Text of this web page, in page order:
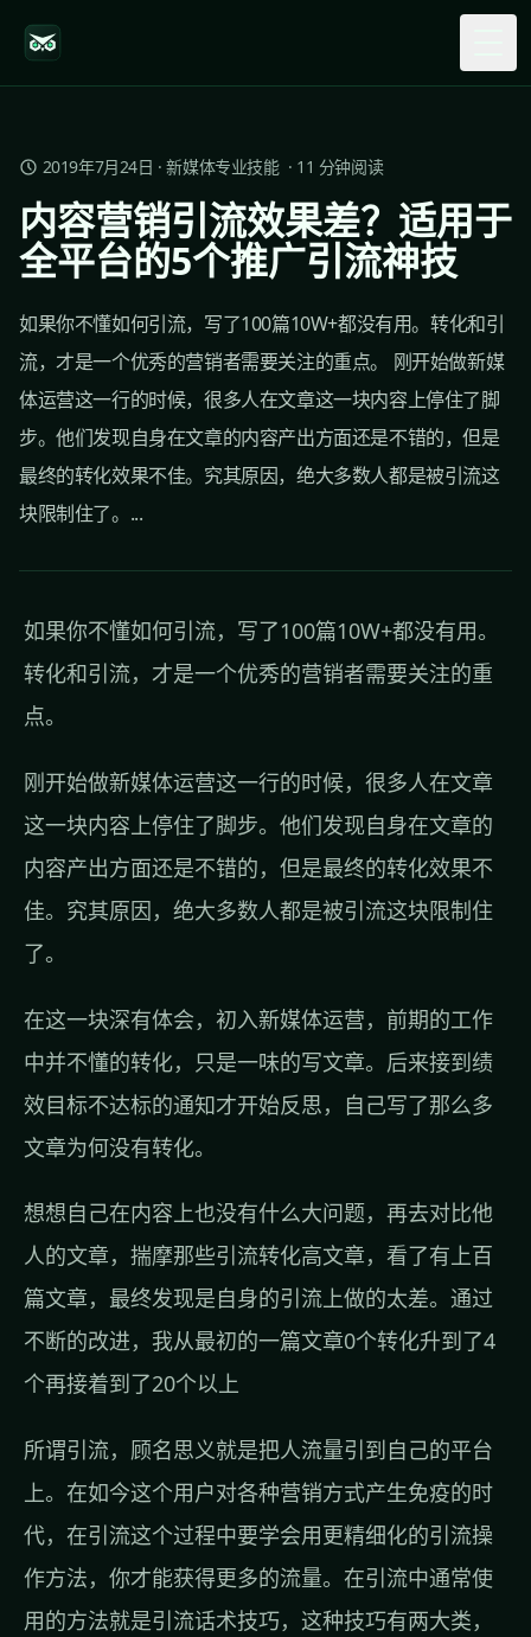
2019年7月24日 ·新媒体专业技能· 11 分钟阅读
内容营销引流效果差？适用于
全平台的5个推广引流神技
如果你不懂如何引流，写了100篇10W+都没有用。转化和引
流，才是一个优秀的营销者需要关注的重点。 刚开始做新媒
体运营这一行的时候，很多人在文章这一块内容上停住了脚
步。他们发现自身在文章的内容产出方面还是不错的，但是
最终的转化效果不佳。究其原因，绝大多数人都是被引流这
块限制住了。...
如果你不懂如何引流，写了100篇10W+都没有用。
转化和引流，才是一个优秀的营销者需要关注的重
点。
刚开始做新媒体运营这一行的时候，很多人在文章
这一块内容上停住了脚步。他们发现自身在文章的
内容产出方面还是不错的，但是最终的转化效果不
佳。究其原因，绝大多数人都是被引流这块限制住
了。
在这一块深有体会，初入新媒体运营，前期的工作
中并不懂的转化，只是一味的写文章。后来接到绩
效目标不达标的通知才开始反思，自己写了那么多
文章为何没有转化。
想想自己在内容上也没有什么大问题，再去对比他
人的文章，揣摩那些引流转化高文章，看了有上百
篇文章，最终发现是自身的引流上做的太差。通过
不断的改进，我从最初的一篇文章0个转化升到了4
个再接着到了20个以上
所谓引流，顾名思义就是把人流量引到自己的平台
上。在如今这个用户对各种营销方式产生免疫的时
代，在引流这个过程中要学会用更精细化的引流操
作方法，你才能获得更多的流量。在引流中通常使
用的方法就是引流话术技巧，这种技巧有两大类，